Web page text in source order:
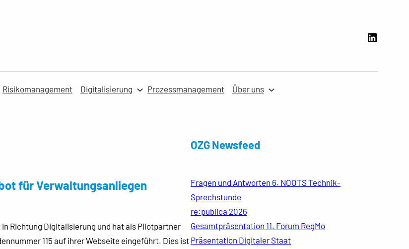
Risikomanagement Digitalisierung Prozessmanagement Über uns
für Verwaltungsanliegen
Richtung Digitalisierung und hat als Pilotpartner
115 auf ihrer Webseite eingeführt. Dies ist
OZG Newsfeed
Fragen und Antworten 6. NOOTS Technik-
Sprechstunde
re:publica 2026
Gesamtpräsentation 11. Forum RegMo
Präsentation Digitaler Staat